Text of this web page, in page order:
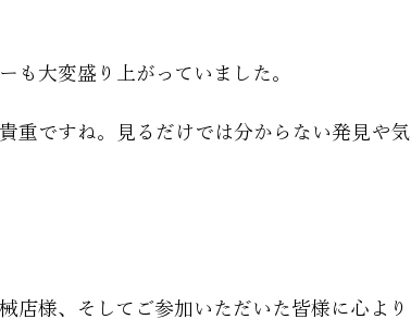
も大変盛り上がっていました。
重ですね。見るだけでは分からない発見や気
店様、そしてご参加いただいた皆様に心より